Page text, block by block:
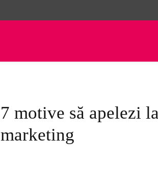
7 motive să apelezi
marketing